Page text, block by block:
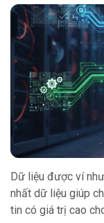
Dữ liệu được ví
nhất dữ liệu giúp
tin có giá trị cao